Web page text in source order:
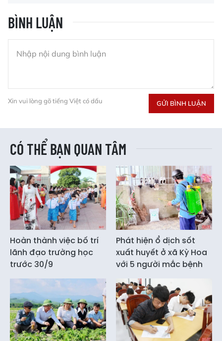
BÌNH LUẬN
Xin vui lòng gõ tiếng Việt có dấu GỬI BÌNH LUẬN
CÓ THỂ BẠN QUAN TÂM
Hoàn thành việc bố trí
lãnh đạo trường học
trước 30/9
Phát hiện ổ dịch sốt
xuất huyết ở xã Kỳ Hoa
với 5 người mắc bệnh